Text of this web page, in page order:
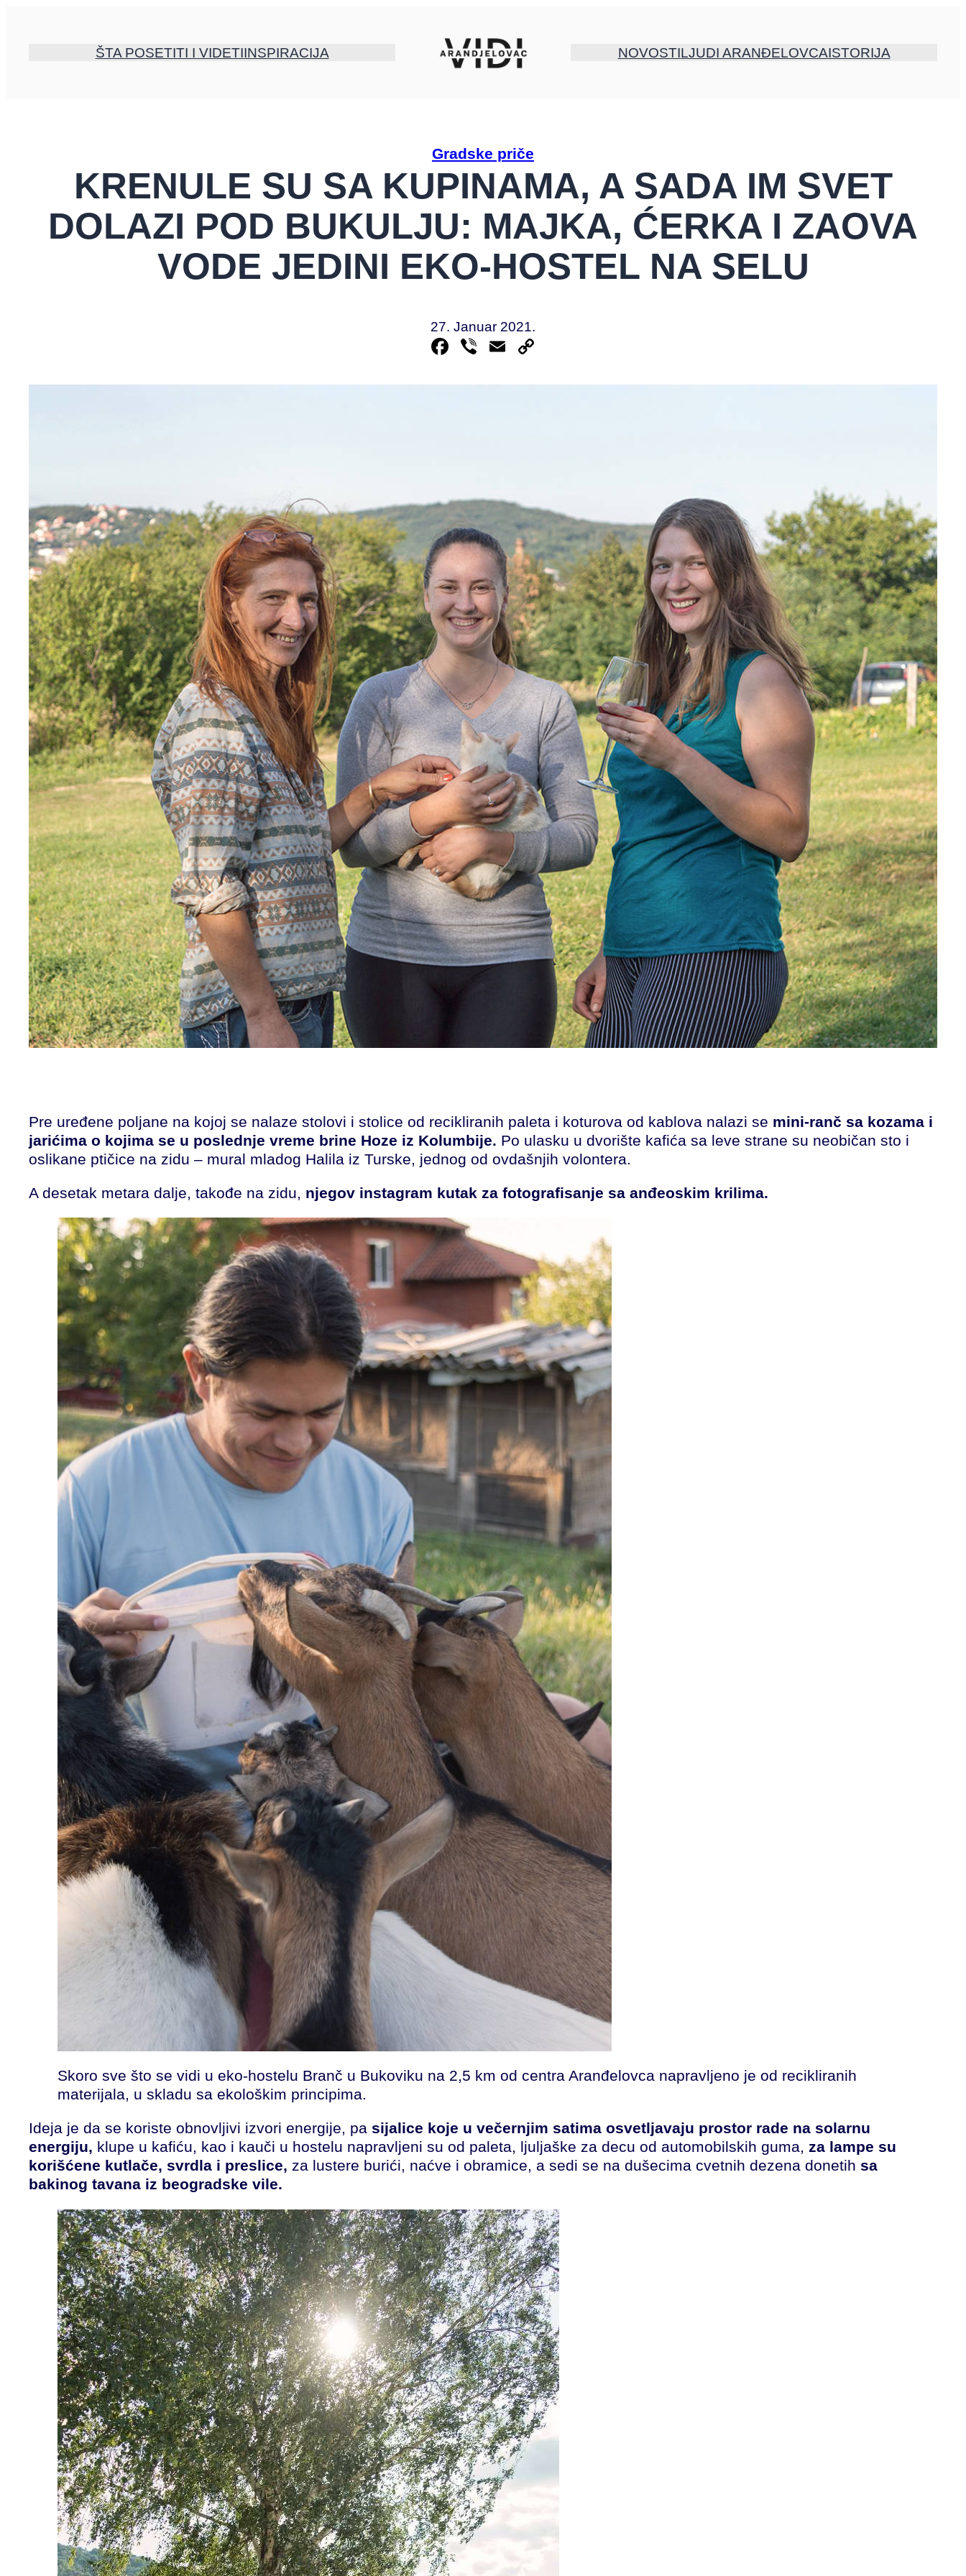
ŠTA POSETITI I VIDETIINSPIRACIJA NOVOSTILJUDI ARANĐELOVCAISTORIJA
Gradske priče
KRENULE SU SA KUPINAMA, A SADA IM SVET
DOLAZI POD BUKULJU: MAJKA, ĆERKA I ZAOVA
VODE JEDINI EKO-HOSTEL NA SELU
27. Januar 2021.
Facebook
ViberEmail
Pre uređene poljane na kojoj se nalaze stolovi i stolice od recikliranih paleta i koturova od kablova nalazi se mini-ranč sa kozama i
jarićima o kojima se u poslednje vreme brine Hoze iz Kolumbije. Po ulasku u dvorište kafića sa leve strane su neobičan sto i
oslikane ptičice na zidu – mural mladog Halila iz Turske, jednog od ovdašnjih volontera.
A desetak metara dalje, takođe na zidu, njegov instagram kutak za fotografisanje sa anđeoskim krilima.
Skoro sve što se vidi u eko-hostelu Branč u Bukoviku na 2,5 km od centra Aranđelovca napravljeno je od recikliranih
materijala, u skladu sa ekološkim principima.
Ideja je da se koriste obnovljivi izvori energije, pa sijalice koje u večernjim satima osvetljavaju prostor rade na solarnu
energiju, klupe u kafiću, kao i kauči u hostelu napravljeni su od paleta, ljuljaške za decu od automobilskih guma, za lampe su
korišćene kutlače, svrdla i preslice, za lustere burići, naćve i obramice, a sedi se na dušecima cvetnih dezena donetih sa
bakinog tavana iz beogradske vile.